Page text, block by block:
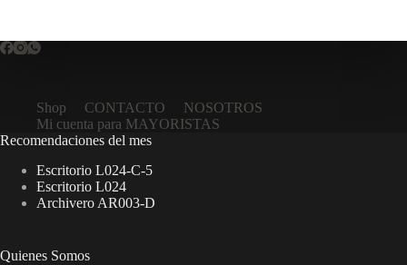
Shop CONTACTO
NOSOTROS
Mi cuenta para MAYORISTAS
Recomendaciones del mes
Escritorio L024-C-5
Escritorio L024
Archivero AR003-D
Quienes Somos